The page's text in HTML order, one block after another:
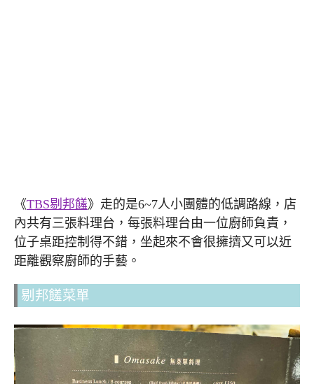
《TBS剔邦饈》走的是6~7人小團體的低調路線，店
內共有三張料理台，每張料理台由一位廚師負責，
位子桌距控制得不錯，坐起來不會很擁擠又可以近
距離觀察廚師的手藝。
剔邦饈菜單